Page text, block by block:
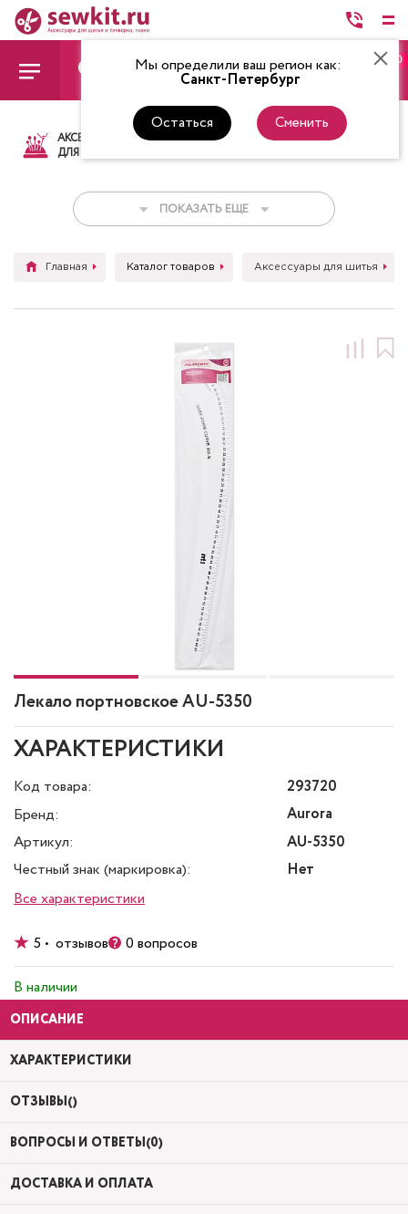
Мы определили ваш регион как:
Санкт-Петербург
Остаться Сменить
0
АКСЕССУАРЫ
ДЛЯ ШИТЬЯ
ТКАНИ НИТКИ
ПОКАЗАТЬ ЕЩЕ
Главная Каталог товаров Аксессуары для шитья
Лекало портновское AU-5350
ХАРАКТЕРИСТИКИ
Код товара:
293720
Бренд:
Aurora
Артикул:
AU-5350
Честный знак (маркировка):
Нет
Все характеристики
5 • отзывов 0 вопросов
В наличии
ОПИСАНИЕ
ХАРАКТЕРИСТИКИ
ОТЗЫВЫ()
ВОПРОСЫ И ОТВЕТЫ(0)
ДОСТАВКА И ОПЛАТА